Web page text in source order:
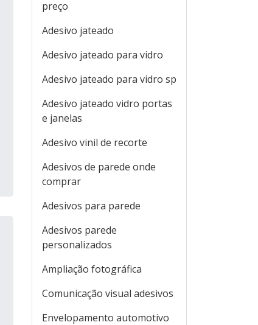
preço
Adesivo jateado
Adesivo jateado para vidro
Adesivo jateado para vidro sp
Adesivo jateado vidro portas
e janelas
Adesivo vinil de recorte
Adesivos de parede onde
comprar
Adesivos para parede
Adesivos parede
personalizados
Ampliação fotográfica
Comunicação visual adesivos
Envelopamento automotivo